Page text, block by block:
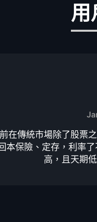
用
在傳統市場除了股票
本保險、定存，利率
高，且天期